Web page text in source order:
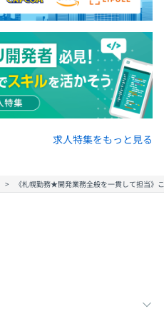
求人特集をもっと見る
《札幌勤務★開発業務全般を一貫して担当》